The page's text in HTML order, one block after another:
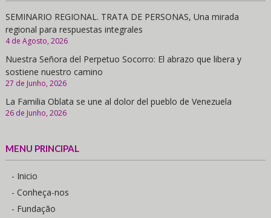
SEMINARIO REGIONAL. TRATA DE PERSONAS, Una mirada
regional para respuestas integrales
4 de Agosto, 2026
Nuestra Señora del Perpetuo Socorro: El abrazo que libera y
sostiene nuestro camino
27 de Junho, 2026
La Familia Oblata se une al dolor del pueblo de Venezuela
26 de Junho, 2026
MENU PRINCIPAL
- Inicio
- Conheça-nos
- Fundação